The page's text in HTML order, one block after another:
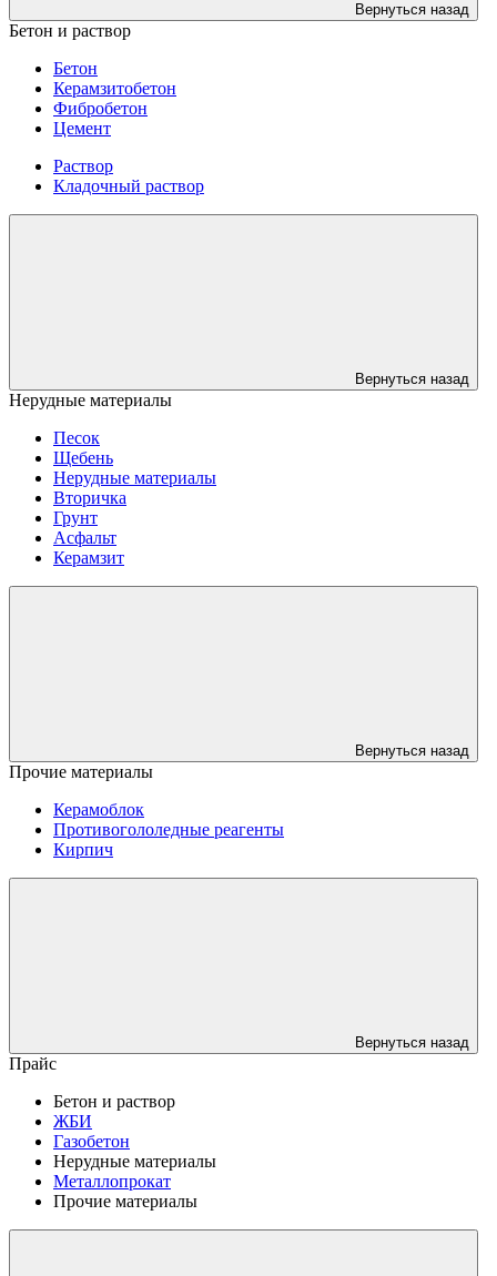
Вернуться назад
Бетон и раствор
Бетон
Керамзитобетон
Фибробетон
Цемент
Раствор
Кладочный раствор
Вернуться назад
Нерудные материалы
Песок
Щебень
Нерудные материалы
Вторичка
Грунт
Асфальт
Керамзит
Вернуться назад
Прочие материалы
Керамоблок
Противогололедные реагенты
Кирпич
Вернуться назад
Прайс
Бетон и раствор
ЖБИ
Газобетон
Нерудные материалы
Металлопрокат
Прочие материалы